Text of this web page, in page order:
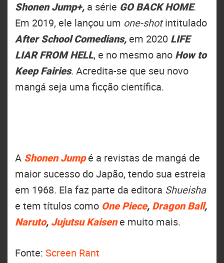
Shonen Jump+, a série GO BACK HOME.
Em 2019, ele lançou um one-shotintitulado
After School Comedians, em 2020 LIFE
LIAR FROM HELL, e no mesmo ano How to
Keep Fairies. Acredita-se que seu novo
mangá seja uma ficção científica.
A Shonen Jumpé a revistas de mangá de
maior sucesso do Japão, tendo sua estreia
em 1968. Ela faz parte da editora Shueisha
e tem títulos como One Piece, Dragon Ball,
Naruto, Jujutsu Kaisene muito mais.
Fonte: Screen Rant